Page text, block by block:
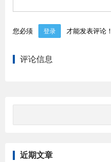
您必须 登录 才能发表评论！
评论信息
近期文章